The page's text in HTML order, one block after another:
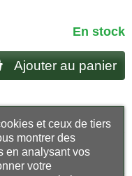
En stock
Ajouter au panier
et ceux de tiers
montrer des
en analysant vos
votre